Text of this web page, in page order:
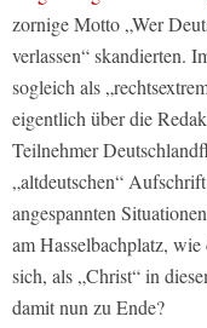
zornige Motto „Wer
verlassen“ skandierten.
sogleich als
eigentlich über die
Teilnehmer
„altdeutschen“
angespannten
am Hasselbachplatz,
sich, als „Christ“ in
damit nun zu Ende?